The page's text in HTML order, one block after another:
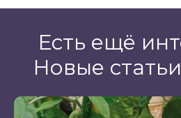
Есть ещё
Новые